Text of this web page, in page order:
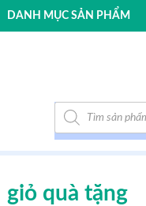
Tìm kiếm sản phẩm
DANH MỤC SẢN PHẨM
giỏ quà tặng